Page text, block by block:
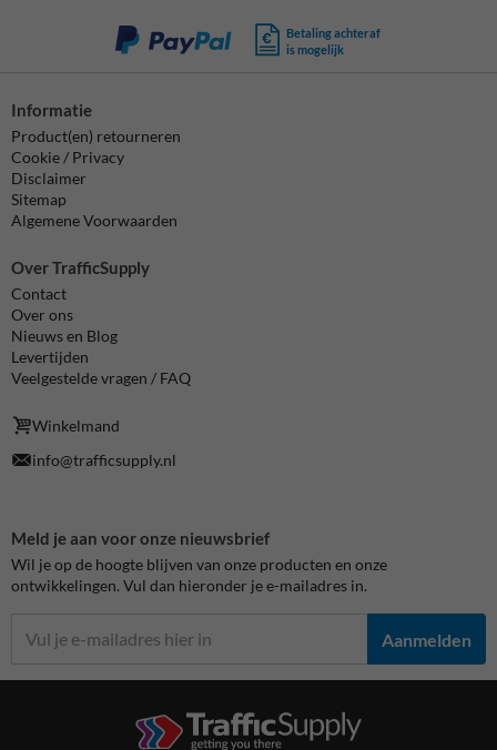
Betaling achteraf
is mogelijk
Informatie
Product(en) retourneren
Cookie / Privacy
Disclaimer
Sitemap
Algemene Voorwaarden
Over TrafficSupply
Contact
Over ons
Nieuws en Blog
Levertijden
Veelgestelde vragen / FAQ
Winkelmand
info@trafficsupply.nl
Meld je aan voor onze nieuwsbrief
Wil je op de hoogte blijven van onze producten en onze
ontwikkelingen. Vul dan hieronder je e-mailadres in.
Aanmelden